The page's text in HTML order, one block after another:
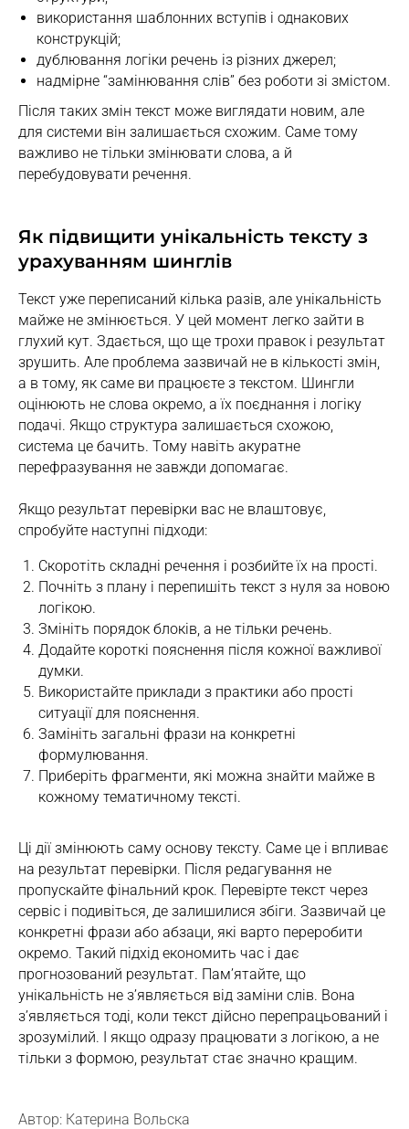
використання шаблонних вступів і однакових
конструкцій;
дублювання логіки речень із різних джерел;
надмірне “замінювання слів” без роботи зі змістом.
Після таких змін текст може виглядати новим, але
для системи він залишається схожим. Саме тому
важливо не тільки змінювати слова, а й
перебудовувати речення.
Як підвищити унікальність тексту з
урахуванням шинглів
Текст уже переписаний кілька разів, але унікальність
майже не змінюється. У цей момент легко зайти в
глухий кут. Здається, що ще трохи правок і результат
зрушить. Але проблема зазвичай не в кількості змін,
а в тому, як саме ви працюєте з текстом. Шингли
оцінюють не слова окремо, а їх поєднання і логіку
подачі. Якщо структура залишається схожою,
система це бачить. Тому навіть акуратне
перефразування не завжди допомагає.
Якщо результат перевірки вас не влаштовує,
спробуйте наступні підходи:
Скоротіть складні речення і розбийте їх на прості.
Почніть з плану і перепишіть текст з нуля за новою
логікою.
Змініть порядок блоків, а не тільки речень.
Додайте короткі пояснення після кожної важливої
думки.
Використайте приклади з практики або прості
ситуації для пояснення.
Замініть загальні фрази на конкретні
формулювання.
Приберіть фрагменти, які можна знайти майже в
кожному тематичному тексті.
Ці дії змінюють саму основу тексту. Саме це і впливає
на результат перевірки. Після редагування не
пропускайте фінальний крок. Перевірте текст через
сервіс і подивіться, де залишилися збіги. Зазвичай це
конкретні фрази або абзаци, які варто переробити
окремо. Такий підхід економить час і дає
прогнозований результат. Пам’ятайте, що
унікальність не з’являється від заміни слів. Вона
з’являється тоді, коли текст дійсно перепрацьований і
зрозумілий. І якщо одразу працювати з логікою, а не
тільки з формою, результат стає значно кращим.
Автор: Катерина Вольска